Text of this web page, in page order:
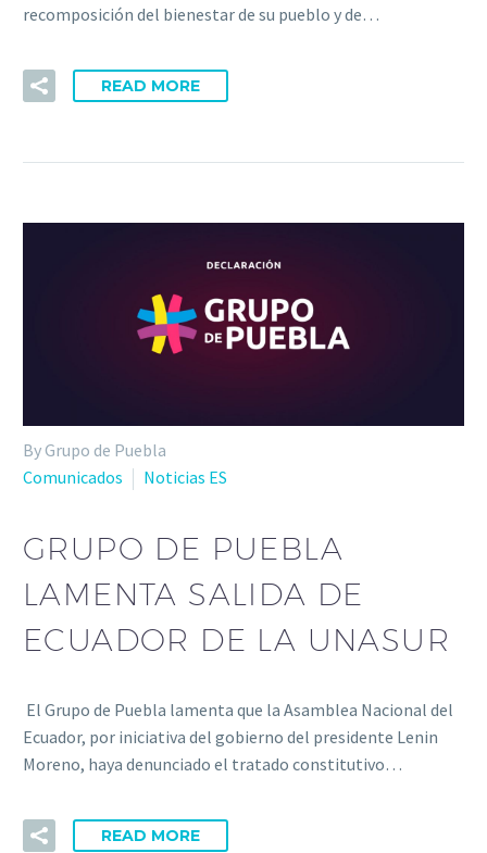
recomposición del bienestar de su pueblo y de…
READ MORE
By Grupo de Puebla
Comunicados
Noticias ES
GRUPO DE PUEBLA
LAMENTA SALIDA DE
ECUADOR DE LA UNASUR
El Grupo de Puebla lamenta que la Asamblea Nacional del
Ecuador, por iniciativa del gobierno del presidente Lenin
Moreno, haya denunciado el tratado constitutivo…
READ MORE